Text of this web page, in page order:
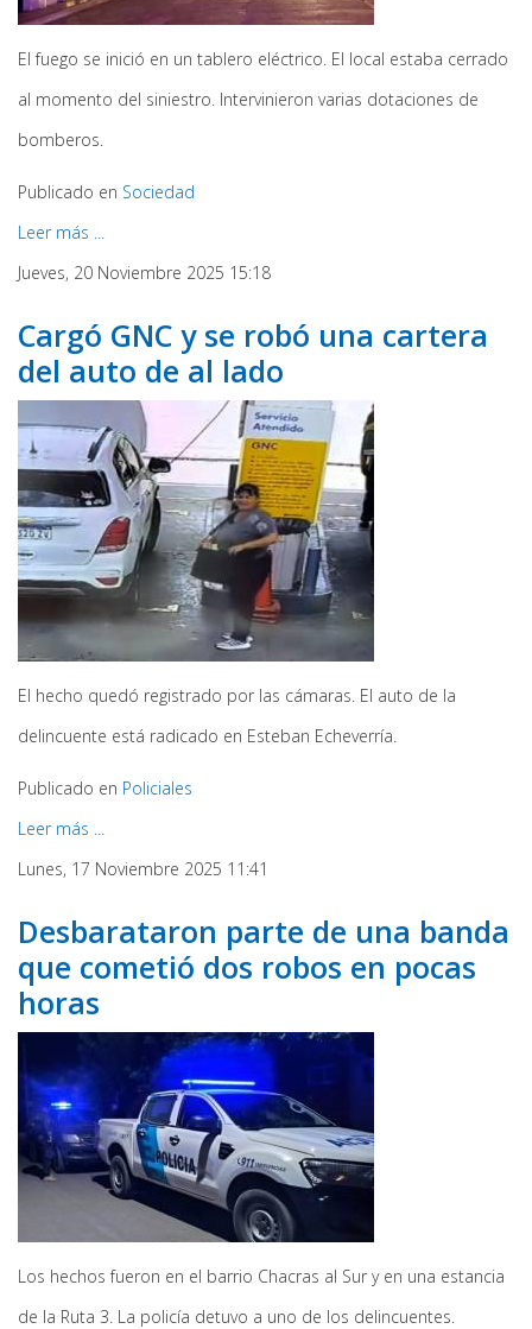
El fuego se inició en un tablero eléctrico. El local estaba cerrado
al momento del siniestro. Intervinieron varias dotaciones de
bomberos.
Publicado en Sociedad
Leer más ...
Jueves, 20 Noviembre 2025 15:18
Cargó GNC y se robó una cartera
del auto de al lado
El hecho quedó registrado por las cámaras. El auto de la
delincuente está radicado en Esteban Echeverría.
Publicado en Policiales
Leer más ...
Lunes, 17 Noviembre 2025 11:41
Desbarataron parte de una banda
que cometió dos robos en pocas
horas
Los hechos fueron en el barrio Chacras al Sur y en una estancia
de la Ruta 3. La policía detuvo a uno de los delincuentes.